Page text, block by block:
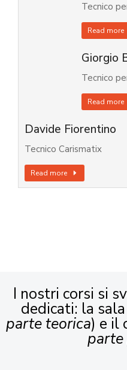
Tecnico
Read more
Giorgio
Tecnico
Read more
Davide Fiorentino
Tecnico Carismatix
Read more
I nostri corsi si
dedicati: la
parte teorica) e il
parte